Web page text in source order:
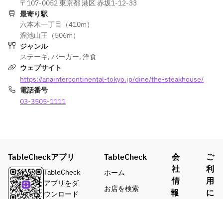
〒107-0052 東京都 港区 赤坂1-12-33
最寄り駅
六本木一丁目（410m）
溜池山王（506m）
ジャンル
ステーキ, バーガー, 洋食
ウェブサイト
https://anaintercontinental-tokyo.jp/dine/the-steakhouse/
電話番号
03-3505-1111
TableCheckアプリ
TableCheck
アプリをダ
ウンロード
TableCheck
ホーム
お店を検索
会
社
情
報
ご
利
用
に